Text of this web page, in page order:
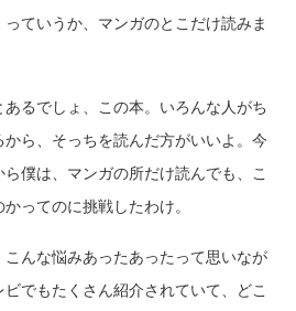
ていうか、マンガのとこだけ読みま
るでしょ、この本。いろんな人がち
ら、そっちを読んだ方がいいよ。今
僕は、マンガの所だけ読んでも、こ
ってのに挑戦したわけ。
んな悩みあったあったって思いなが
でもたくさん紹介されていて、どこ